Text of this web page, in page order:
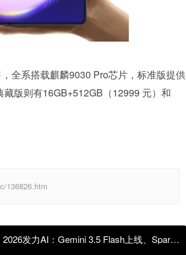
全系搭载麒麟9030 Pro芯片，标准版提供
版则有16GB+512GB（12999 元）和
136826.htm
2026发力AI：Gemini 3.5 Flash上线、Spark